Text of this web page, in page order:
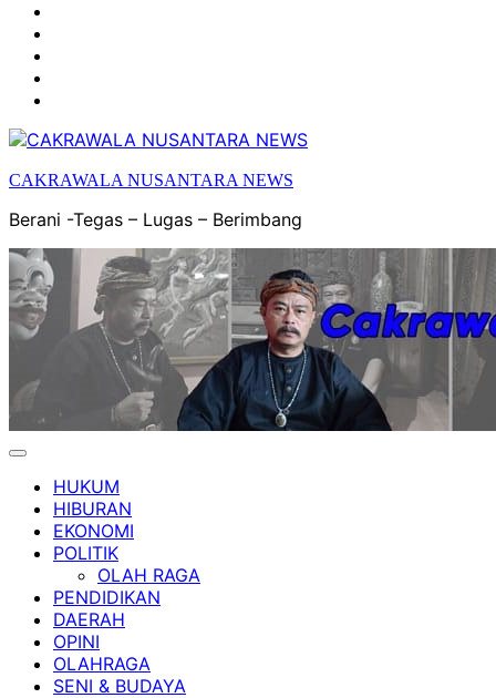
BUDAYA
CAKRAWALA NUSANTARA NEWS
Berani -Tegas – Lugas – Berimbang
HUKUM
HIBURAN
EKONOMI
POLITIK
OLAH RAGA
PENDIDIKAN
DAERAH
OPINI
OLAHRAGA
SENI & BUDAYA